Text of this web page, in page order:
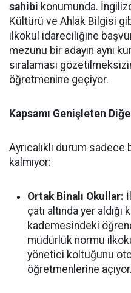
sahibi konumunda.
Kültürü ve Ahlak Bilgisi
ilkokul idareciliğine
mezunu bir adayın aynı
sıralaması
öğretmenine geçiyor.
Kapsamı Genişleten
Ayrıcalıklı durum sadece
kalmıyor:
Ortak Binalı Okullar:
çatı altında yer
kademesindeki
müdürlük normu
yönetici koltuğunu
öğretmenlerine açıyor.